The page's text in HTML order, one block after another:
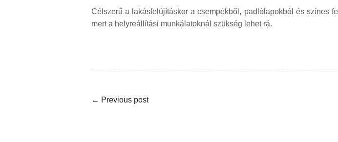
Célszerű a lakásfelújításkor a csempékből, padlólapokból és színes
mert a helyreállítási munkálatoknál szükség lehet rá.
← Previous post